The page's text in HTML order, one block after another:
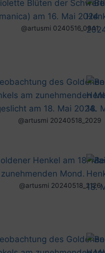
@artusmi 0240516_0841
@artusmi 20240518_2029
@artusmi 20240518_2126